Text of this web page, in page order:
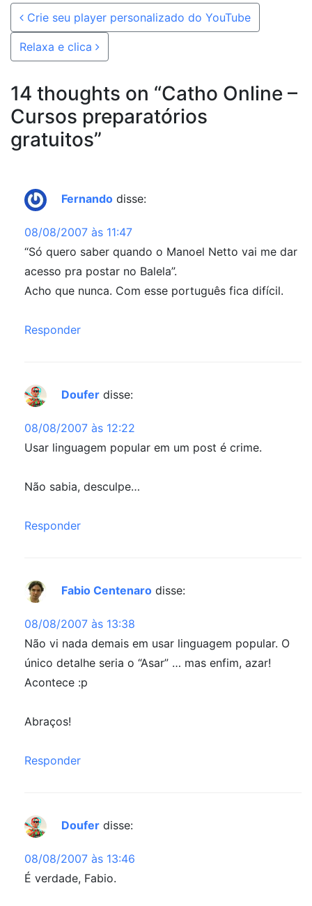
Post navigation
Crie seu player personalizado do YouTube
Relaxa e clica
14 thoughts on “Catho Online –
Cursos preparatórios
gratuitos”
Fernando disse:
08/08/2007 às 11:47
“Só quero saber quando o Manoel Netto vai me dar
acesso pra postar no Balela”.
Acho que nunca. Com esse português fica difícil.
Responder
Doufer disse:
08/08/2007 às 12:22
Usar linguagem popular em um post é crime.
Não sabia, desculpe…
Responder
Fabio Centenaro disse:
08/08/2007 às 13:38
Não vi nada demais em usar linguagem popular. O
único detalhe seria o “Asar” … mas enfim, azar!
Acontece :p
Abraços!
Responder
Doufer disse:
08/08/2007 às 13:46
É verdade, Fabio.